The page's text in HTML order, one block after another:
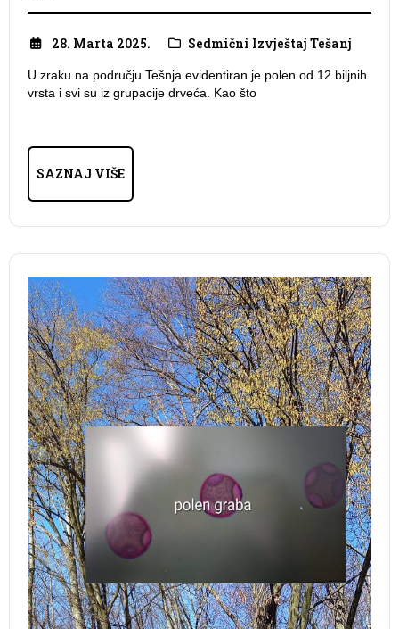
28. Marta 2025. Sedmični Izvještaj Tešanj
U zraku na području Tešnja evidentiran je polen od 12 biljnih
vrsta i svi su iz grupacije drveća. Kao što
SAZNAJ VIŠE